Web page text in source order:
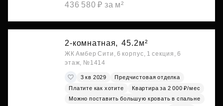
436 580 ₽ за м²
2-комнатная, 45.2м²
ЖК Амбер Сити, 6 корпус, 1 секция, 6
этаж, №1414
3 кв 2029
Предчистовая отделка
Платите как хотите
Квартира за 2 000 ₽/мес
Можно поставить большую кровать в спальне